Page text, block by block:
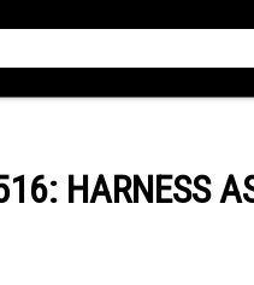
: HARNESS